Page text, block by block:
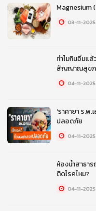
Magnesium
03-11-2025
ทำไมกินอิ่มแล้
สัญญาณสุขภ
04-11-2025
'ราคายา ร.พ.
ปลอดภัย
04-11-2025
ห้องน้ำสาธาร
ติดโรคไหม?
04-11-2025